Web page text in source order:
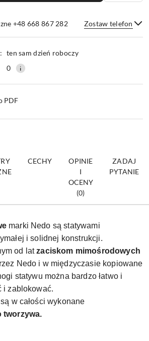
+48 668 867 282 Zostaw telefon
Wyślij
ten sam dzień roboczy
0
PDF
CECHY
OPINIE
I
OCENY
(0)
ZADAJ
PYTANIE
marki Nedo są statywami
i solidnej konstrukcji.
od latzaciskom mimośrodowych
Nedo i w międzyczasie kopiowane
statywu można bardzo łatwo i
i zablokować.
w całości wykonane
tworzywa.